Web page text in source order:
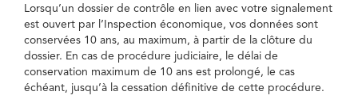
Lorsqu’un dossier de contrôle en lien avec votre signalement
est ouvert par l’Inspection économique, vos données sont
conservées 10 ans, au maximum, à partir de la clôture du
dossier. En cas de procédure judiciaire, le délai de
conservation maximum de 10 ans est prolongé, le cas
échéant, jusqu’à la cessation définitive de cette procédure.